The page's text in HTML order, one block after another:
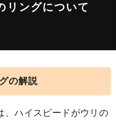
リングについて
の解説
、ハイスピードがウリの